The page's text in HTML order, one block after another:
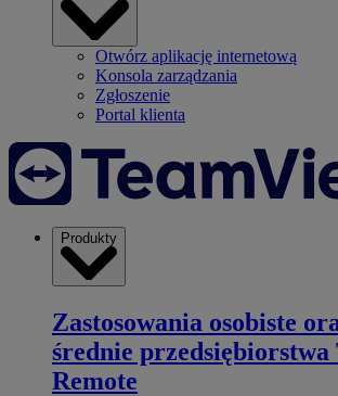
Otwórz aplikację internetową
Konsola zarządzania
Zgłoszenie
Portal klienta
Produkty
Zastosowania osobiste
średnie przedsiębiorstwa
Remote